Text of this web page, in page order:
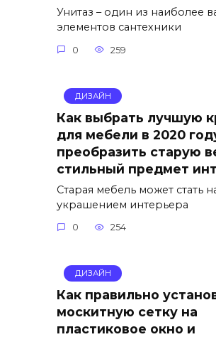
Унитаз – один из наиболее
элементов сантехники
0 259
ДИЗАЙН
Как выбрать лучшую
для мебели в 2020
преобразить старую
стильный предмет
Старая мебель может стать
украшением интерьера
0 254
ДИЗАЙН
Как правильно
москитную сетку на
пластиковое окно и